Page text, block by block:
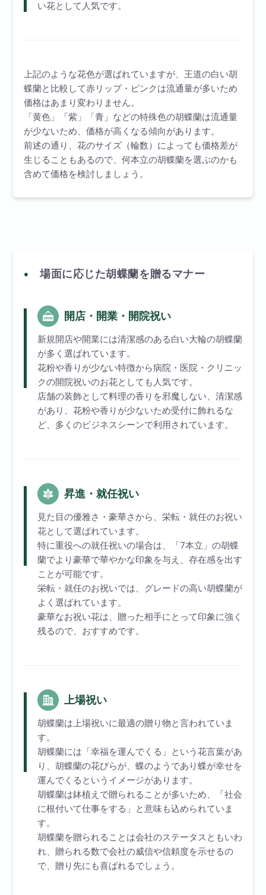
い花として人気です。
上記のような花色が選ばれていますが、王道の白い胡
蝶蘭と比較して赤リップ・ピンクは流通量が多いため
価格はあまり変わりません。
「黄色」「紫」「青」などの特殊色の胡蝶蘭は流通量
が少ないため、価格が高くなる傾向があります。
前述の通り、花のサイズ（輪数）によっても価格差が
生じることもあるので、何本立の胡蝶蘭を選ぶのかも
含めて価格を検討しましょう。
場面に応じた胡蝶蘭を贈るマナー
開店・開業・開院祝い
新規開店や開業には清潔感のある白い大輪の胡蝶蘭
が多く選ばれています。
花粉や香りが少ない特徴から病院・医院・クリニッ
クの開院祝いのお花としても人気です。
店舗の装飾として料理の香りを邪魔しない、清潔感
があり、花粉や香りが少ないため受付に飾れるな
ど、多くのビジネスシーンで利用されています。
昇進・就任祝い
見た目の優雅さ・豪華さから、栄転・就任のお祝い
花として選ばれています。
特に重役への就任祝いの場合は、「7本立」の胡蝶
蘭でより豪華で華やかな印象を与え、存在感を出す
ことが可能です。
栄転・就任のお祝いでは、グレードの高い胡蝶蘭が
よく選ばれています。
豪華なお祝い花は、贈った相手にとって印象に強く
残るので、おすすめです。
上場祝い
胡蝶蘭は上場祝いに最適の贈り物と言われていま
す。
胡蝶蘭には「幸福を運んでくる」という花言葉があ
り、胡蝶蘭の花びらが、蝶のようであり蝶が幸せを
運んでくるというイメージがあります。
胡蝶蘭は鉢植えで贈られることが多いため、「社会
に根付いて仕事をする」と意味も込められていま
す。
胡蝶蘭を贈られることは会社のステータスともいわ
れ、贈られる数で会社の威信や信頼度を示せるの
で、贈り先にも喜ばれるでしょう。